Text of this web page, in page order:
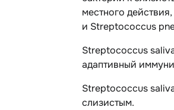
местного
и Streptococcus
Streptococcus
адаптивный
Streptococcus
слизистым.